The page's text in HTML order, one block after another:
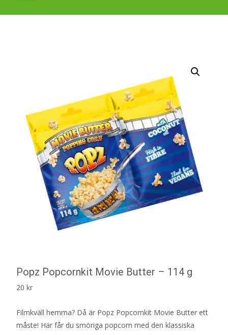
Popz Popcornkit Movie Butter – 114 g
20 kr
Filmkväll hemma? Då är Popz Popcornkit Movie Butter ett
måste! Här får du smöriga popcorn med den klassiska